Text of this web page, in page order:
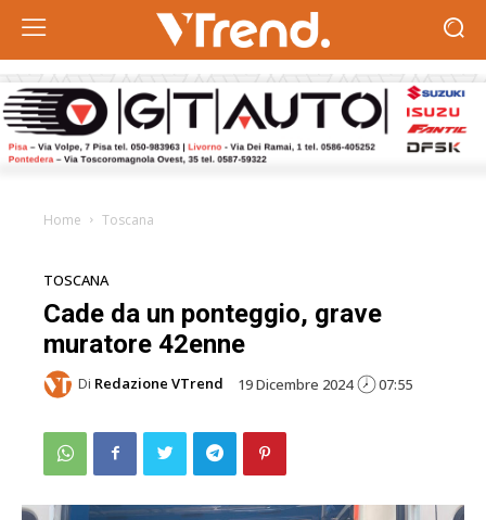
Home Toscana
TOSCANA
Cade da un ponteggio, grave
muratore 42enne
Di Redazione VTrend 19 Dicembre 2024 07:55